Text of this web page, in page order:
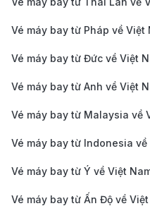
Trang đi Jakarta
Để có chuyến bay thuận
đến Jakarta, bạn cần
để có giá vé tốt nhất,
hoặc mùa cao điểm
Theo dõi các chương
hàng không như
Vé máy bay từ Pháp về Việt
Vé máy bay từ Đức về Việt
Vé máy bay từ Anh về Việt
Vé máy bay từ Malaysia về
Vé máy bay từ Indonesia về
Vé máy bay từ Ý về Việt
Vé máy bay từ Ấn Độ về